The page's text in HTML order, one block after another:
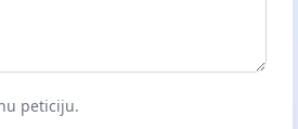
peticiju.